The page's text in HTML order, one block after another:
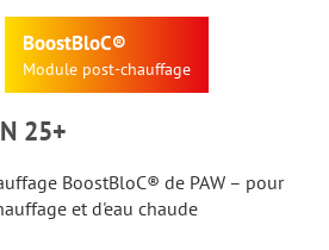
BoostBloC®
Module post-chauffage
25+
BoostBloC® de PAW – pour
et d'eau chaude